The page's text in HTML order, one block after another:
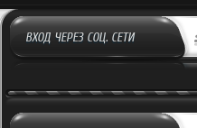
ВХОД ЧЕРЕЗ СОЦ. СЕТИ